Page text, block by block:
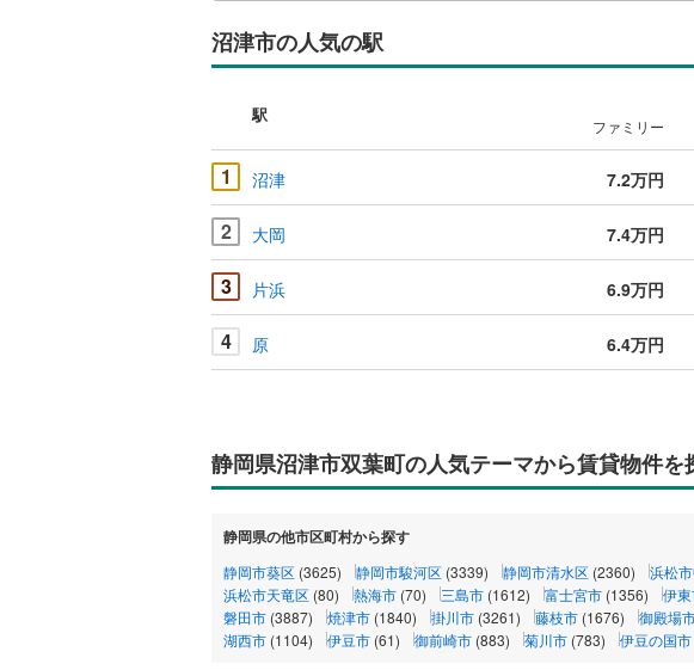
沼津市の人気の駅
駅
ファミリー
1 沼津 7.2万円
2 大岡 7.4万円
3 片浜 6.9万円
4 原 6.4万円
静岡県沼津市双葉町の人気テーマから賃貸物件を
静岡県の他市区町村から探す
静岡市葵区 (3625) 静岡市駿河区 (3339) 静岡市清水区 (2360) 浜松
浜松市天竜区 (80) 熱海市 (70) 三島市 (1612) 富士宮市 (1356) 伊
磐田市 (3887) 焼津市 (1840) 掛川市 (3261) 藤枝市 (1676) 御殿場
湖西市 (1104) 伊豆市 (61) 御前崎市 (883) 菊川市 (783) 伊豆の国市